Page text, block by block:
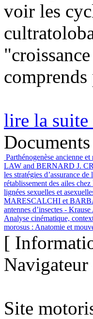
voir les
lire la
Parthénogenèse ancienne
LAW and BERNARD J.
les stratégies d’assurance
rétablissement des ailes
lignées sexuelles et
MARESCALCHI et
antennes d’insectes -
Analyse cinématique,
morosus : Anatomie et
[
Site